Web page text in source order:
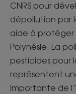
CNRS pour
dépollution par
aide à protéger
Polynésie. La
pesticides pour
représentent
importante de